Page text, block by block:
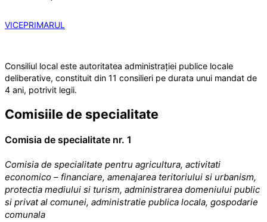
VICEPRIMARUL
Consiliul local este autoritatea administrației publice locale
deliberative, constituit din 11 consilieri pe durata unui mandat de
4 ani, potrivit legii.
Comisiile de specialitate
Comisia de specialitate nr. 1
Comisia de specialitate pentru agricultura, activitati
economico – financiare, amenajarea teritoriului si urbanism,
protectia mediului si turism, administrarea domeniului public
si privat al comunei, administratie publica locala, gospodarie
comunala